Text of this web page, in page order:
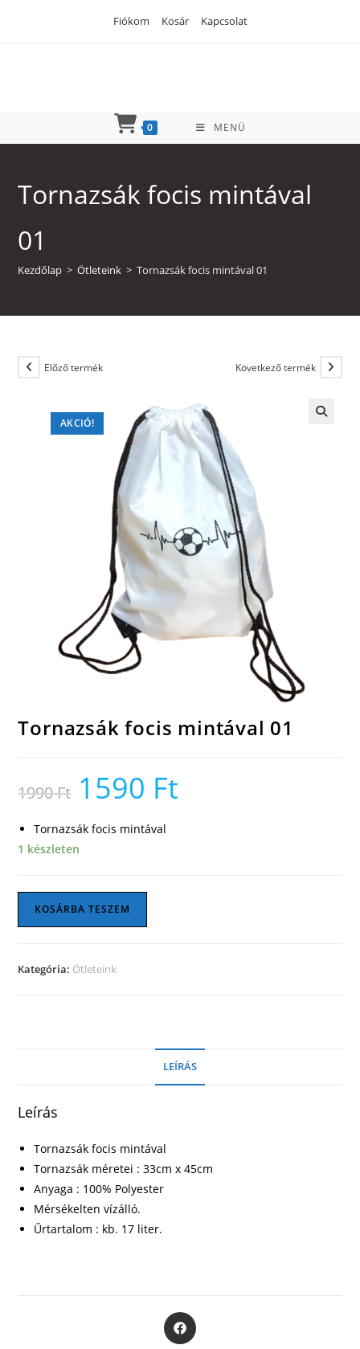
Fiókom Kosár Kapcsolat
0 MENÜ
Tornazsák focis mintával
01
Kezdőlap > Ötleteink > Tornazsák focis mintával 01
AKCIÓ!
Előző termék Következő termék
Tornazsák focis mintával 01
1990Ft
Original
price
was:
1590 Ft
Tornazsák focis mintával
1 készleten
Tornazsák
KOSÁRBA TESZEM
Kategória: Ötleteink
LEÍRÁS
Leírás
Tornazsák focis mintával
Tornazsák méretei : 33cm x 45cm
Anyaga : 100% Polyester
Mérsékelten vízálló.
Űrtartalom : kb. 17 liter.
Opens
in